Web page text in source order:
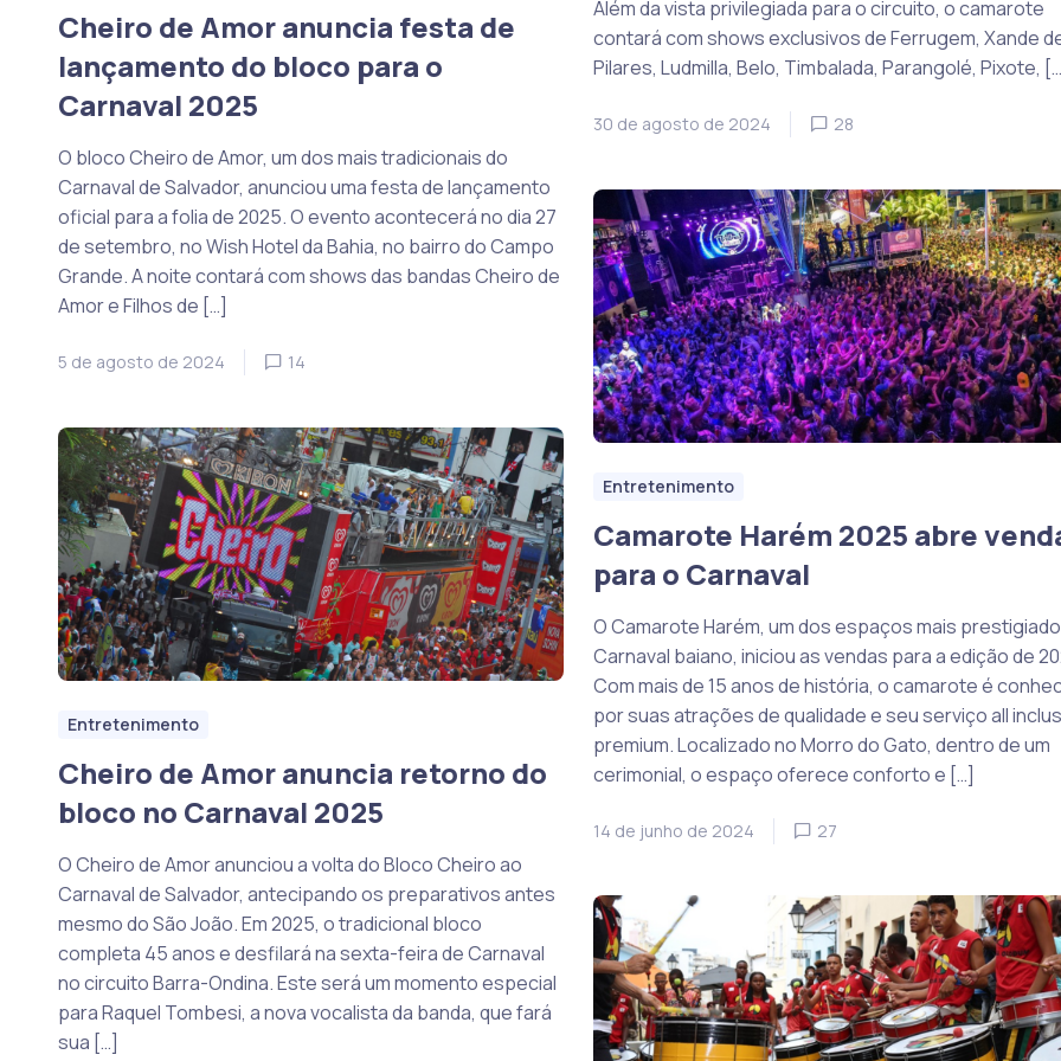
Além da vista privilegiada para o circuito, o camarote
contará com shows exclusivos de Ferrugem, Xande
Pilares, Ludmilla, Belo, Timbalada, Parangolé, Pixote,
30 de agosto de 2024 28
Cheiro de Amor anuncia festa de
lançamento do bloco para o
Carnaval 2025
O bloco Cheiro de Amor, um dos mais tradicionais do
Carnaval de Salvador, anunciou uma festa de lançamento
oficial para a folia de 2025. O evento acontecerá no dia 27
de setembro, no Wish Hotel da Bahia, no bairro do Campo
Grande. A noite contará com shows das bandas Cheiro de
Amor e Filhos de […]
5 de agosto de 2024 14
Entretenimento
Camarote Harém 2025 abre
para o Carnaval
O Camarote Harém, um dos espaços mais
Carnaval baiano, iniciou as vendas para a edição de
Com mais de 15 anos de história, o camarote é
por suas atrações de qualidade e seu serviço all
premium. Localizado no Morro do Gato, dentro de um
cerimonial, o espaço oferece conforto e […]
14 de junho de 2024 27
Entretenimento
Cheiro de Amor anuncia retorno do
bloco no Carnaval 2025
O Cheiro de Amor anunciou a volta do Bloco Cheiro ao
Carnaval de Salvador, antecipando os preparativos antes
mesmo do São João. Em 2025, o tradicional bloco
completa 45 anos e desfilará na sexta-feira de Carnaval
no circuito Barra-Ondina. Este será um momento especial
para Raquel Tombesi, a nova vocalista da banda, que fará
sua […]